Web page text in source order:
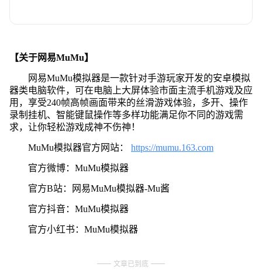
【关于网易MuMu】
网易MuMu模拟器是一款针对手游玩家开发的安卓模拟
器类电脑软件，可在电脑上大屏体验市面主流手机游戏及应
用，享受240帧高帧画面带来的丝滑游戏体验，多开、操作
录制挂机、智能键鼠操作等多样功能满足你不同的游戏需
求，让你轻松游戏成神不伤神！
MuMu模拟器官方网站： https://mumu.163.com
官方微博：MuMu模拟器
官方B站：网易MuMu模拟器-Mu酱
官方抖音：MuMu模拟器
官方小红书：MuMu模拟器
文章已到底